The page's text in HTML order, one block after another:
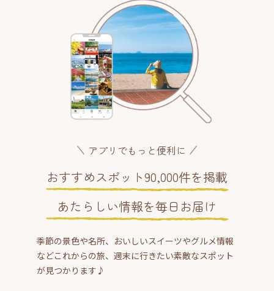
アプリでもっと便利に
おすすめスポット90,000件を掲載
あたらしい情報を毎日お届け
季節の景色や名所、おいしいスイーツやグルメ情報
などこれからの旅、週末に行きたい素敵なスポット
が見つかります♪